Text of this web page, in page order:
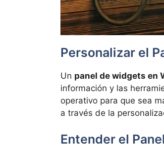
Personalizar el
Un panel de widgets en
información y las
operativo para que sea
a través de la
Entender el